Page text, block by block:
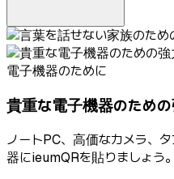
電子機器のために
貴重な電子機器のため
ノートPC、高価なカメラ、
器にieumQRを貼りましょう。